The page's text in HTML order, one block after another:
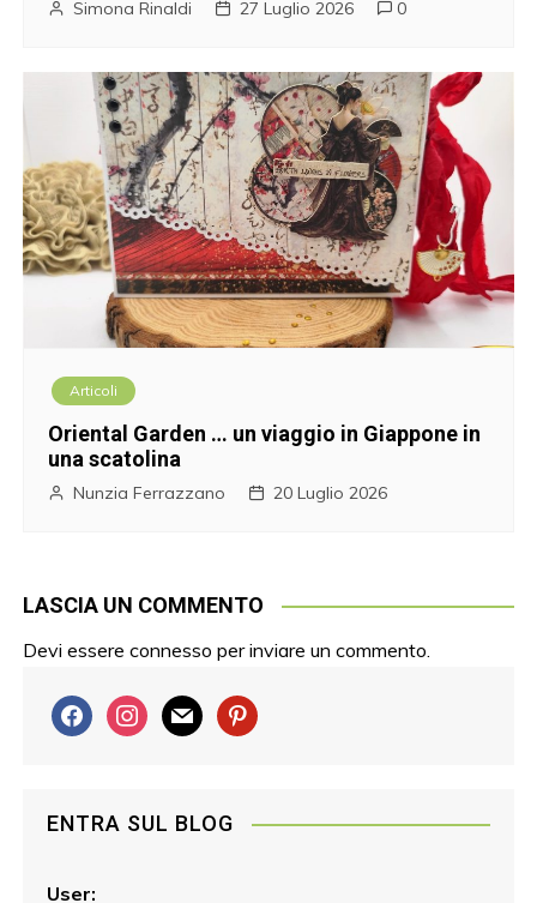
Simona Rinaldi 27 Luglio 2026 0
Articoli
Oriental Garden … un viaggio in Giappone in
una scatolina
Nunzia Ferrazzano 20 Luglio 2026
LASCIA UN COMMENTO
Devi essereconnesso per inviare un commento.
f
a
b
o
i
n
a
m
a
p
e
ENTRA SUL BLOG
User: